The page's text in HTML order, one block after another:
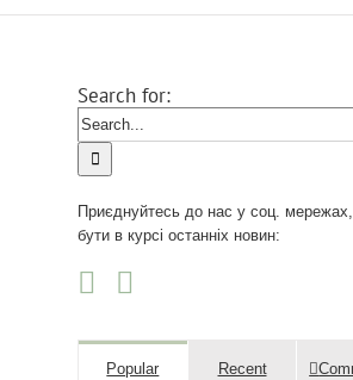
Search for:
Приєднуйтесь до нас у соц.
бути в курсі останніх новин:
Popular Recent